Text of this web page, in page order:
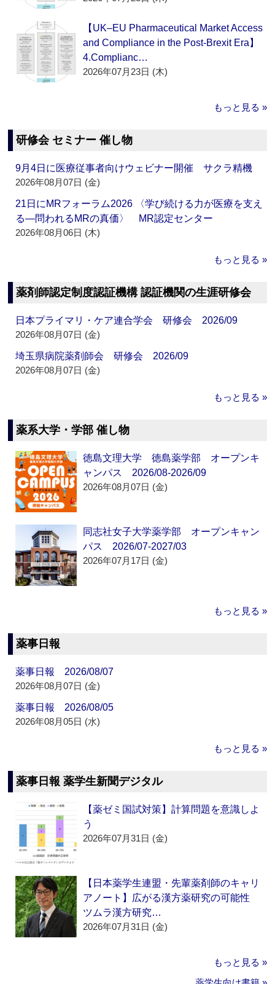
【UK–EU Pharmaceutical Market Access
and Compliance in the Post-Brexit Era】
4.Complianc…
2026年07月23日 (木)
もっと見る »
研修会 セミナー 催し物
9月4日に医療従事者向けウェビナー開催 サクラ精機
2026年08月07日 (金)
21日にMRフォーラム2026 〈学び続ける力が医療を支え
る―問われるMRの真価〉 MR認定センター
2026年08月06日 (木)
もっと見る »
薬剤師認定制度認証機構 認証機関の生涯研修会
日本プライマリ・ケア連合学会 研修会 2026/09
2026年08月07日 (金)
埼玉県病院薬剤師会 研修会 2026/09
2026年08月07日 (金)
もっと見る »
薬系大学・学部 催し物
徳島文理大学 徳島薬学部 オープンキ
ャンパス 2026/08-2026/09
2026年08月07日 (金)
同志社女子大学薬学部 オープンキャン
パス 2026/07-2027/03
2026年07月17日 (金)
もっと見る »
薬事日報
薬事日報 2026/08/07
2026年08月07日 (金)
薬事日報 2026/08/05
2026年08月05日 (水)
もっと見る »
薬事日報 薬学生新聞デジタル
【薬ゼミ国試対策】計算問題を意識しよ
う
2026年07月31日 (金)
【日本薬学生連盟・先輩薬剤師のキャリ
アノート】広がる漢方薬研究の可能性
ツムラ漢方研究…
2026年07月31日 (金)
もっと見る »